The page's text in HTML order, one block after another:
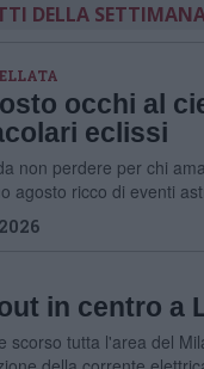
DELLA
occhi al
eclissi
non perdere per chi
agosto ricco di eventi
in centro a
scorso tutta l'area del